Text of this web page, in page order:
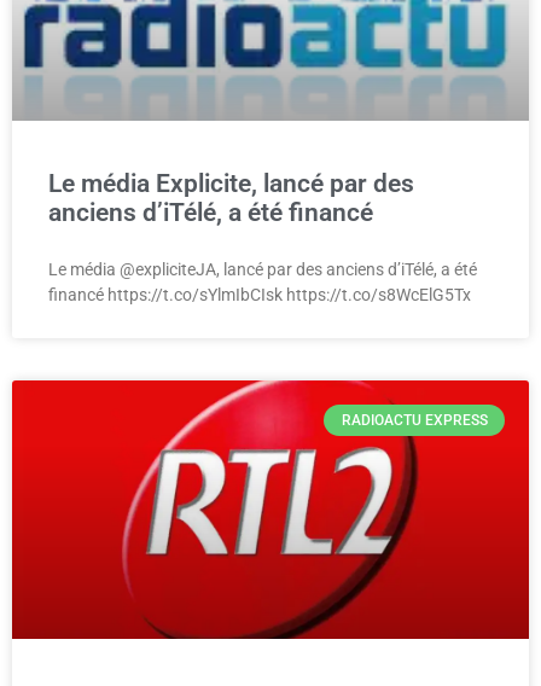
Le média Explicite, lancé par des
anciens d’iTélé, a été financé
Le média @expliciteJA, lancé par des anciens d’iTélé, a été
financé https://t.co/sYlmIbCIsk https://t.co/s8WcElG5Tx
RADIOACTU EXPRESS